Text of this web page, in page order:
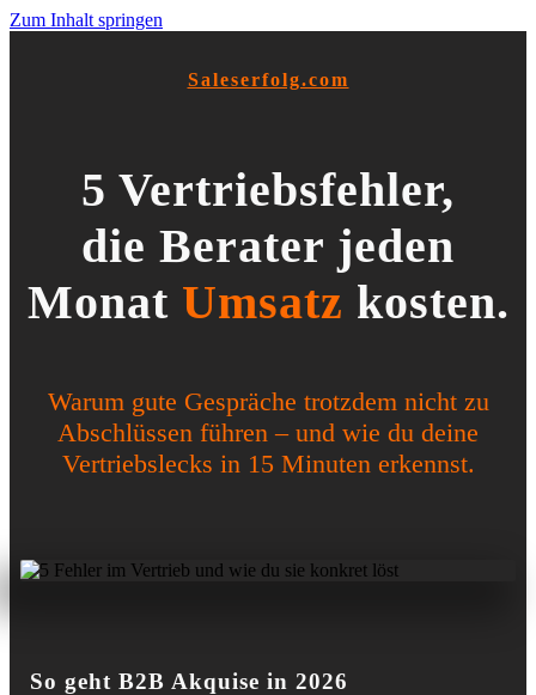
Zum Inhalt springen
Saleserfolg.com
5 Vertriebsfehler,
die Berater jeden
Monat Umsatz kosten.
Warum gute Gespräche trotzdem nicht zu
Abschlüssen führen – und wie du deine
Vertriebslecks in 15 Minuten erkennst.
So geht B2B Akquise in 2026